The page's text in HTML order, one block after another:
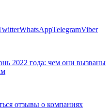
WhatsAppTelegramViber
2022 года: чем они вызваны
отзывы о компаниях